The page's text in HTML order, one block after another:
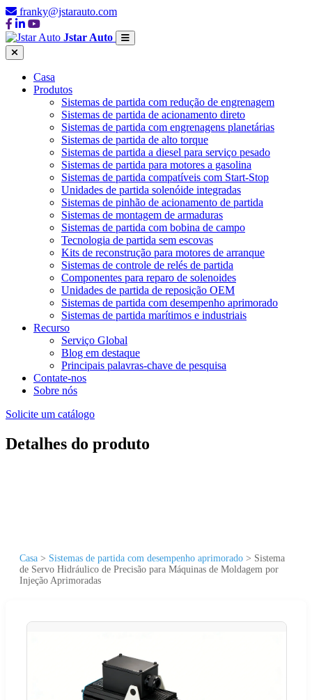
franky@jstarauto.com
Jstar Auto
Casa
Produtos
Sistemas de partida com redução de engrenagem
Sistemas de partida de acionamento direto
Sistemas de partida com engrenagens planetárias
Sistemas de partida de alto torque
Sistemas de partida a diesel para serviço pesado
Sistemas de partida para motores a gasolina
Sistemas de partida compatíveis com Start-Stop
Unidades de partida solenóide integradas
Sistemas de pinhão de acionamento de partida
Sistemas de montagem de armaduras
Sistemas de partida com bobina de campo
Tecnologia de partida sem escovas
Kits de reconstrução para motores de arranque
Sistemas de controle de relés de partida
Componentes para reparo de solenoides
Unidades de partida de reposição OEM
Sistemas de partida com desempenho aprimorado
Sistemas de partida marítimos e industriais
Recurso
Serviço Global
Blog em destaque
Principais palavras-chave de pesquisa
Contate-nos
Sobre nós
Solicite um catálogo
Detalhes do produto
Casa > Sistemas de partida com desempenho aprimorado > Sistema
de Servo Hidráulico de Precisão para Máquinas de Moldagem por
Injeção Aprimoradas